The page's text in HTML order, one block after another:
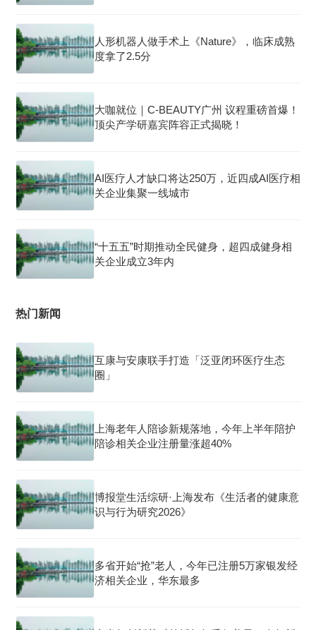
人形机器人做手术上《Nature》，临床成熟
度拿了2.5分
大咖就位｜C-BEAUTY广州 议程重磅首爆！
顶尖产学研嘉宾阵容正式揭晓！
AI医疗人才缺口将达250万，近四成AI医疗相
关企业集聚一线城市
“十五五”时期推动全民健身，超四成健身相
关企业成立3年内
热门新闻
互康与安康联手打造「泛亚闭环医疗生态
圈」
上海老年人陪诊新规落地，今年上半年陪护
陪诊相关企业注册量涨超40%
博报堂生活综研·上海发布《生活者的健康意
识与行为研究2026》
多省开始“抢”老人，今年已注册5万家银发经
济相关企业，华东最多